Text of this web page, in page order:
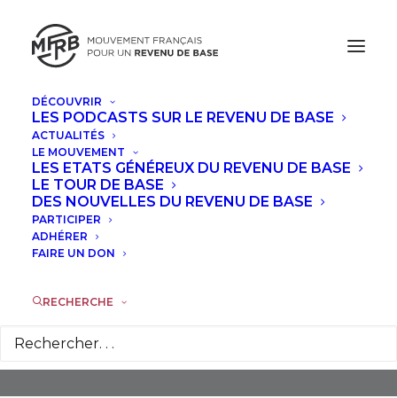
DÉCOUVRIR
LES PODCASTS SUR LE REVENU DE BASE
ACTUALITÉS
LE MOUVEMENT
LES ETATS GÉNÉREUX DU REVENU DE BASE
LE TOUR DE BASE
DES NOUVELLES DU REVENU DE BASE
PARTICIPER
ADHÉRER
FAIRE UN DON
RECHERCHE